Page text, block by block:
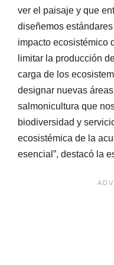
ver el paisaje y que
diseñemos
impacto ecosistémico
limitar la producción
carga de los
designar nuevas
salmonicultura que
biodiversidad y
ecosistémica de la
esencial”, destacó la